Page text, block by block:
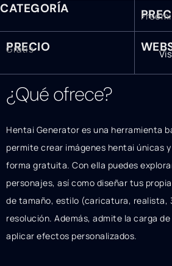
CATEGORÍA
PRECIO
Gratis
¿Qué ofrece?
Hentai Generator es una herramienta
permite crear imágenes hentai únicas
forma gratuita. Con ella puedes
personajes, así como diseñar tus
de tamaño, estilo (caricatura, realista,
resolución. Además, admite la carga
aplicar efectos personalizados.